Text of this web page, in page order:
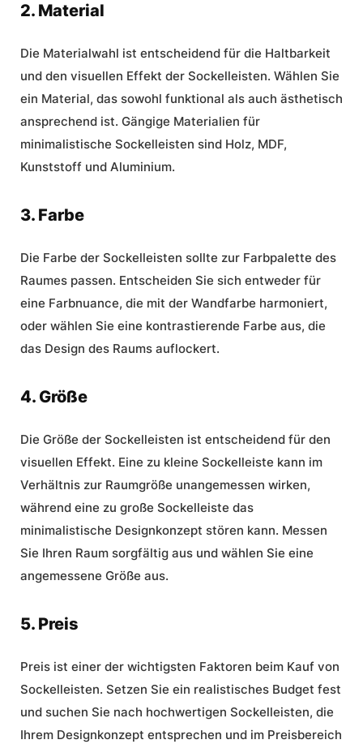
2. Material
Die Materialwahl ist entscheidend für die Haltbarkeit
und den visuellen Effekt der Sockelleisten. Wählen Sie
ein Material, das sowohl funktional als auch ästhetisch
ansprechend ist. Gängige Materialien für
minimalistische Sockelleisten sind Holz, MDF,
Kunststoff und Aluminium.
3. Farbe
Die Farbe der Sockelleisten sollte zur Farbpalette des
Raumes passen. Entscheiden Sie sich entweder für
eine Farbnuance, die mit der Wandfarbe harmoniert,
oder wählen Sie eine kontrastierende Farbe aus, die
das Design des Raums auflockert.
4. Größe
Die Größe der Sockelleisten ist entscheidend für den
visuellen Effekt. Eine zu kleine Sockelleiste kann im
Verhältnis zur Raumgröße unangemessen wirken,
während eine zu große Sockelleiste das
minimalistische Designkonzept stören kann. Messen
Sie Ihren Raum sorgfältig aus und wählen Sie eine
angemessene Größe aus.
5. Preis
Preis ist einer der wichtigsten Faktoren beim Kauf von
Sockelleisten. Setzen Sie ein realistisches Budget fest
und suchen Sie nach hochwertigen Sockelleisten, die
Ihrem Designkonzept entsprechen und im Preisbereich